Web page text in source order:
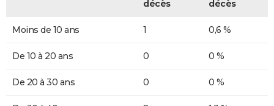
décès
décès
Moins de 10 ans 1 0,6 %
De 10 à 20 ans 0 0 %
De 20 à 30 ans 0 0 %